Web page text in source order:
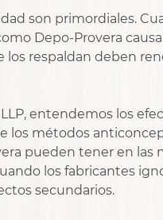
son primordiales.
Depo-Provera
los respaldan deben
entendemos los
los métodos
pueden tener en las
los fabricantes
secundarios.